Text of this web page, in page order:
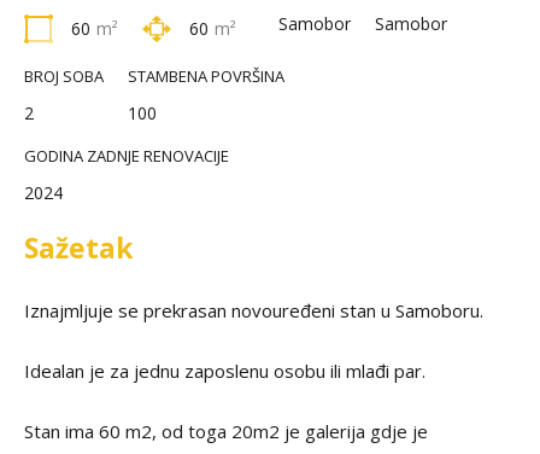
60 m² 60 m² Samobor Samobor
BROJ SOBA
2
STAMBENA POVRŠINA
100
GODINA ZADNJE RENOVACIJE
2024
Sažetak
Iznajmljuje se prekrasan novouređeni stan u Samoboru.
Idealan je za jednu zaposlenu osobu ili mlađi par.
Stan ima 60 m2, od toga 20m2 je galerija gdje je